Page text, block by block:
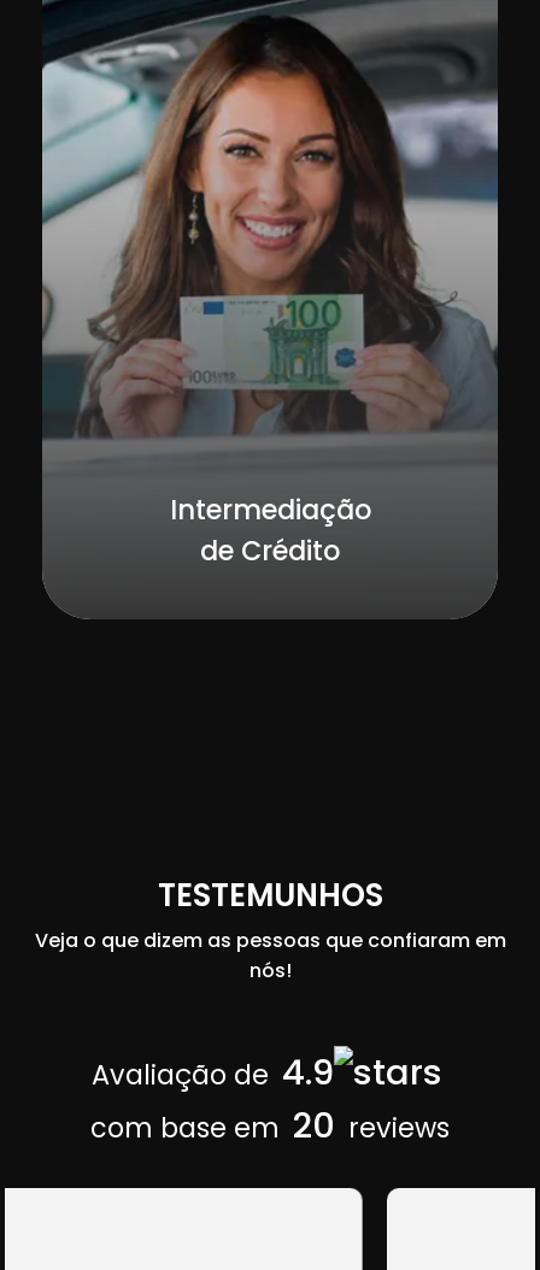
Intermediação
de Crédito
TESTEMUNHOS
Veja o que dizem as pessoas que confiaram em
nós!
Avaliação de 4.9
com base em 20 reviews